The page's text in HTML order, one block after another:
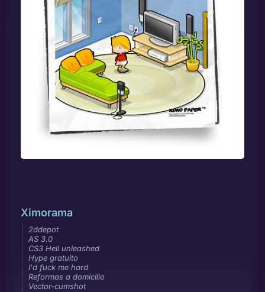
Ximorama
2ddepot
AS 3.0
CS3 Hell unleashed
Hype gratuito
I'd fuck me hard
Reformas a domicilio
Vector-cumshot